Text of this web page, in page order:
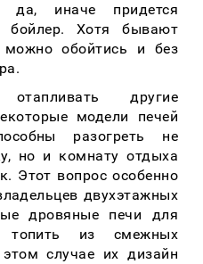
да, иначе придется
бойлер. Хотя бывают
можно обойтись и без
другие
модели печей
разогреть не
но и комнату отдыха
Этот вопрос особенно
двухэтажных
дровяные печи для
из смежных
случае их дизайн